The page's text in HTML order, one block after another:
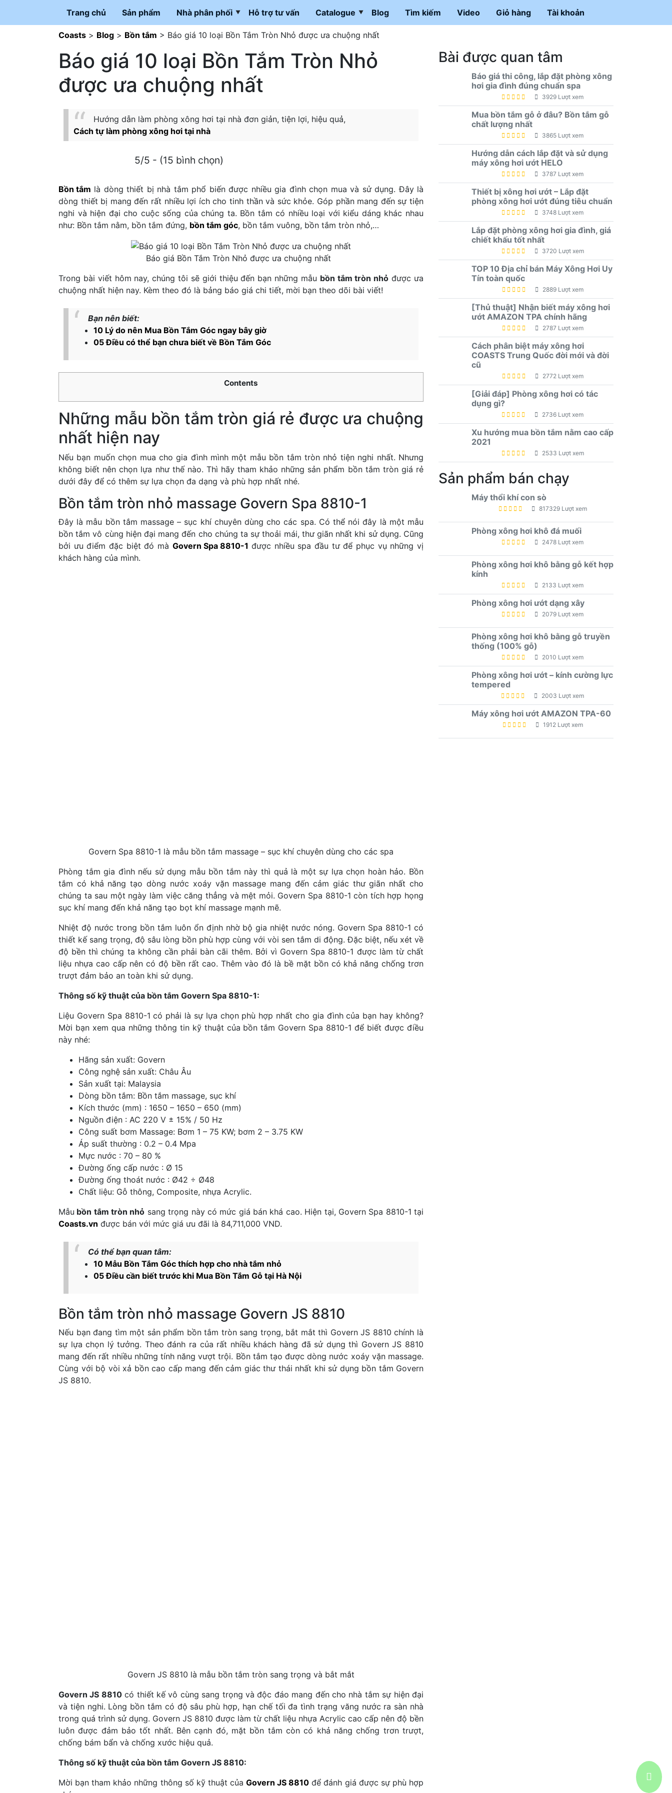
Trang chủ Sản phẩm Nhà phân phối Hỗ trợ tư vấn Catalogue Blog Tìm kiếm Video Giỏ hàng Tài khoản
Coasts > Blog > Bồn tắm > Báo giá 10 loại Bồn Tắm Tròn Nhỏ được ưa chuộng nhất
Báo giá 10 loại Bồn Tắm Tròn Nhỏ
được ưa chuộng nhất
Hướng dẫn làm phòng xông hơi tại nhà đơn giản, tiện lợi, hiệu quả,
Cách tự làm phòng xông hơi tại nhà
5/5 - (15 bình chọn)
Bồn tắm là dòng thiết bị nhà tắm phổ biến được nhiều gia đình chọn mua và sử dụng. Đây là
dòng thiết bị mang đến rất nhiều lợi ích cho tinh thần và sức khỏe. Góp phần mang đến sự tiện
nghi và hiện đại cho cuộc sống của chúng ta. Bồn tắm có nhiều loại với kiểu dáng khác nhau
như: Bồn tắm nằm, bồn tắm đứng, bồn tắm góc, bồn tắm vuông, bồn tắm tròn nhỏ,…
Báo giá Bồn Tắm Tròn Nhỏ được ưa chuộng nhất
Trong bài viết hôm nay, chúng tôi sẽ giới thiệu đến bạn những mẫu bồn tắm tròn nhỏ được ưa
chuộng nhất hiện nay. Kèm theo đó là bảng báo giá chi tiết, mời bạn theo dõi bài viết!
Bạn nên biết:
10 Lý do nên Mua Bồn Tắm Góc ngay bây giờ
05 Điều có thể bạn chưa biết về Bồn Tắm Góc
Contents
Những mẫu bồn tắm tròn giá rẻ được ưa chuộng
nhất hiện nay
Nếu bạn muốn chọn mua cho gia đình mình một mẫu bồn tắm tròn nhỏ tiện nghi nhất. Nhưng
không biết nên chọn lựa như thế nào. Thì hãy tham khảo những sản phẩm bồn tắm tròn giá rẻ
dưới đây để có thêm sự lựa chọn đa dạng và phù hợp nhất nhé.
Bồn tắm tròn nhỏ massage Govern Spa 8810-1
Đây là mẫu bồn tắm massage – sục khí chuyên dùng cho các spa. Có thể nói đây là một mẫu
bồn tắm vô cùng hiện đại mang đến cho chúng ta sự thoải mái, thư giãn nhất khi sử dụng. Cũng
bởi ưu điểm đặc biệt đó mà Govern Spa 8810-1 được nhiều spa đầu tư để phục vụ những vị
khách hàng của mình.
Govern Spa 8810-1 là mẫu bồn tắm massage – sục khí chuyên dùng cho các spa
Phòng tắm gia đình nếu sử dụng mẫu bồn tắm này thì quả là một sự lựa chọn hoàn hảo. Bồn
tắm có khả năng tạo dòng nước xoáy vặn massage mang đến cảm giác thư giãn nhất cho
chúng ta sau một ngày làm việc căng thẳng và mệt mỏi. Govern Spa 8810-1 còn tích hợp họng
sục khí mang đến khả năng tạo bọt khí massage mạnh mẽ.
Nhiệt độ nước trong bồn tắm luôn ổn định nhờ bộ gia nhiệt nước nóng. Govern Spa 8810-1 có
thiết kế sang trọng, độ sâu lòng bồn phù hợp cùng với vòi sen tắm di động. Đặc biệt, nếu xét về
độ bền thì chúng ta không cần phải bàn cãi thêm. Bởi vì Govern Spa 8810-1 được làm từ chất
liệu nhựa cao cấp nên có độ bền rất cao. Thêm vào đó là bề mặt bồn có khả năng chống trơn
trượt đảm bảo an toàn khi sử dụng.
Thông số kỹ thuật của bồn tắm Govern Spa 8810-1:
Liệu Govern Spa 8810-1 có phải là sự lựa chọn phù hợp nhất cho gia đình của bạn hay không?
Mời bạn xem qua những thông tin kỹ thuật của bồn tắm Govern Spa 8810-1 để biết được điều
này nhé:
Hãng sản xuất: Govern
Công nghệ sản xuất: Châu Âu
Sản xuất tại: Malaysia
Dòng bồn tắm: Bồn tắm massage, sục khí
Kích thước (mm) : 1650 – 1650 – 650 (mm)
Nguồn điện : AC 220 V ± 15% / 50 Hz
Công suất bơm Massage: Bơm 1 – 75 KW; bơm 2 – 3.75 KW
Áp suất thường : 0.2 – 0.4 Mpa
Mực nước : 70 – 80 %
Đường ống cấp nước : Ø 15
Đường ống thoát nước : Ø42 ÷ Ø48
Chất liệu: Gỗ thông, Composite, nhựa Acrylic.
Mẫu bồn tắm tròn nhỏ sang trọng này có mức giá bán khá cao. Hiện tại, Govern Spa 8810-1 tại
Coasts.vn được bán với mức giá ưu đãi là 84,711,000 VND.
Có thể bạn quan tâm:
10 Mẫu Bồn Tắm Góc thích hợp cho nhà tắm nhỏ
05 Điều cần biết trước khi Mua Bồn Tắm Gỗ tại Hà Nội
Bồn tắm tròn nhỏ massage Govern JS 8810
Nếu bạn đang tìm một sản phẩm bồn tắm tròn sang trọng, bắt mắt thì Govern JS 8810 chính là
sự lựa chọn lý tưởng. Theo đánh ra của rất nhiều khách hàng đã sử dụng thì Govern JS 8810
mang đến rất nhiều những tính năng vượt trội. Bồn tắm tạo được dòng nước xoáy vặn massage.
Cùng với bộ vòi xả bồn cao cấp mang đến cảm giác thư thái nhất khi sử dụng bồn tắm Govern
JS 8810.
Govern JS 8810 là mẫu bồn tắm tròn sang trọng và bắt mắt
Govern JS 8810có thiết kế vô cùng sang trọng và độc đáo mang đến cho nhà tắm sự hiện đại
và tiện nghi. Lòng bồn tắm có độ sâu phù hợp, hạn chế tối đa tình trạng văng nước ra sàn nhà
trong quá trình sử dụng. Govern JS 8810 được làm từ chất liệu nhựa Acrylic cao cấp nên độ bền
luôn được đảm bảo tốt nhất. Bên cạnh đó, mặt bồn tắm còn có khả năng chống trơn trượt,
chống bám bẩn và chống xước hiệu quả.
Thông số kỹ thuật của bồn tắm Govern JS 8810:
Mời bạn tham khảo những thông số kỹ thuật củaGovern JS 8810 để đánh giá được sự phù hợp
Bài được quan tâm
Báo giá thi công, lắp đặt phòng xông
hơi gia đình đúng chuẩn spa
3929 Lượt xem
Mua bồn tắm gỗ ở đâu? Bồn tắm gỗ
chất lượng nhất
3865 Lượt xem
Hướng dẫn cách lắp đặt và sử dụng
máy xông hơi ướt HELO
3787 Lượt xem
Thiết bị xông hơi ướt – Lắp đặt
phòng xông hơi ướt đúng tiêu chuẩn
3748 Lượt xem
Lắp đặt phòng xông hơi gia đình, giá
chiết khấu tốt nhất
3720 Lượt xem
TOP 10 Địa chỉ bán Máy Xông Hơi Uy
Tín toàn quốc
2889 Lượt xem
[Thủ thuật] Nhận biết máy xông hơi
ướt AMAZON TPA chính hãng
2787 Lượt xem
Cách phân biệt máy xông hơi
COASTS Trung Quốc đời mới và đời
cũ
2772 Lượt xem
[Giải đáp] Phòng xông hơi có tác
dụng gì?
2736 Lượt xem
Xu hướng mua bồn tắm nằm cao cấp
2021
2533 Lượt xem
Sản phẩm bán chạy
Máy thổi khí con sò
817329 Lượt xem
Phòng xông hơi khô đá muối
2478 Lượt xem
Phòng xông hơi khô bằng gỗ kết hợp
kính
2133 Lượt xem
Phòng xông hơi ướt dạng xây
2079 Lượt xem
Phòng xông hơi khô bằng gỗ truyền
thống (100% gỗ)
2010 Lượt xem
Phòng xông hơi ướt – kính cường lực
tempered
2003 Lượt xem
Máy xông hơi ướt AMAZON TPA-60
1912 Lượt xem